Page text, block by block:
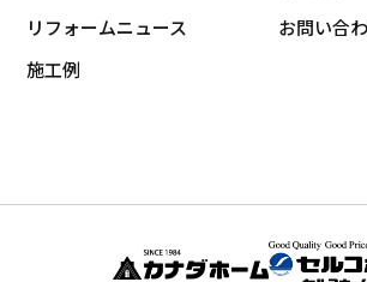
リフォームニュース
施工例
お問い合